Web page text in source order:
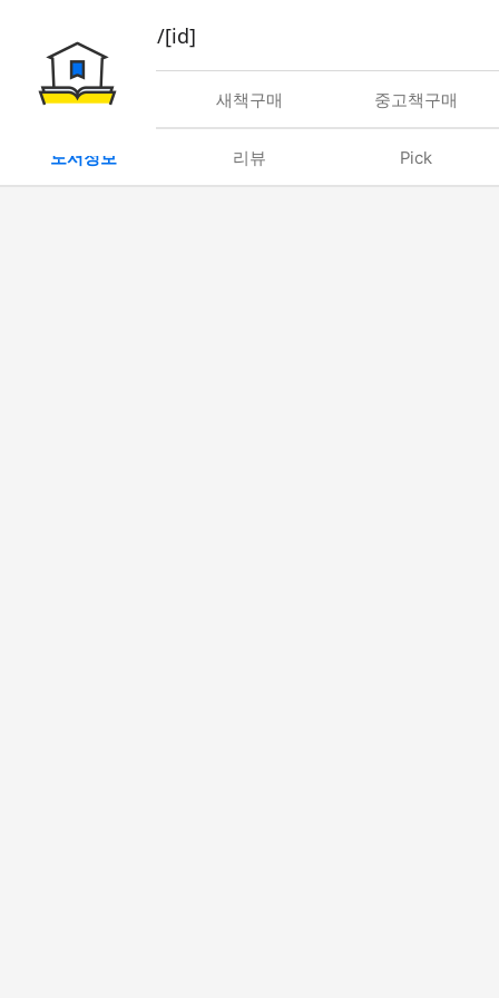
book/rent/[id]
대여 새책구매 중고책구매
도서정보 리뷰 Pick